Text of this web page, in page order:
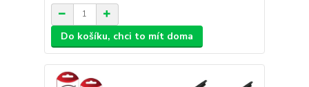
Do košíku, chci to mít doma